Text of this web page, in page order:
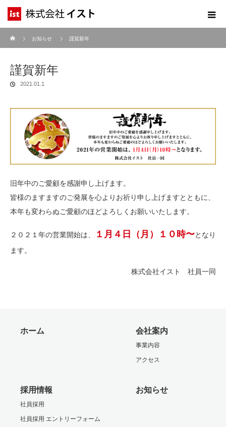
お知らせ
謹賀新年
謹賀新年
2021.01.1
旧年中のご愛顧を感謝申し上げます。
皆様のますますのご発展を心よりお祈り申し上げますとともに、
本年も変わらぬご愛顧のほどよろしくお願いいたします。
２０２１年の営業開始は、 １月４日（月）１０時〜となり
ます。
株式会社イスト 社員一同
ホーム 会社案内
事業内容
アクセス
採用情報
社員採用
社員採用 エントリーフォーム
お知らせ